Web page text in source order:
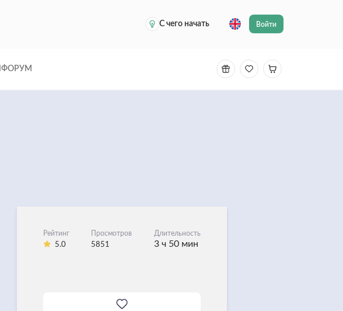
С чего начать
Войти
ФОРУМ
Рейтинг
5.0
Просмотров
5851
Длительность
3 ч 50 мин